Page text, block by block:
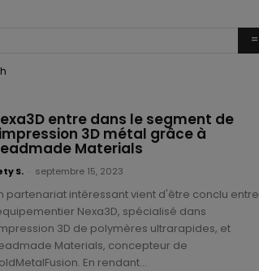
entre dans le segment de
3D métal grâce à
Materials
S. septembre 15, 2023
partenariat intéressant vient d'être conclu entre
Nexa3D, spécialisé dans
3D de polymères ultrarapides, et
Materials, concepteur de
En rendant...